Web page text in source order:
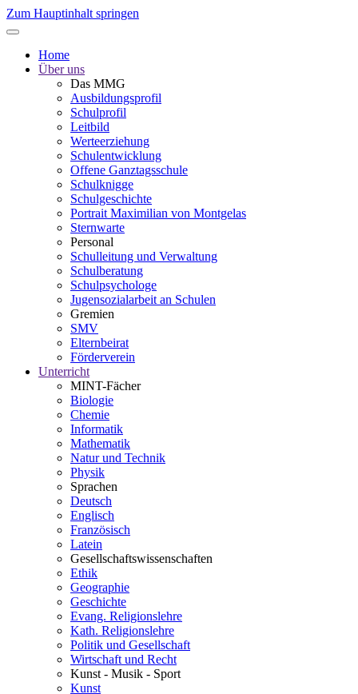
Zum Hauptinhalt springen
Home
Über uns
Das MMG
Ausbildungsprofil
Schulprofil
Leitbild
Werteerziehung
Schulentwicklung
Offene Ganztagsschule
Schulknigge
Schulgeschichte
Portrait Maximilian von Montgelas
Sternwarte
Personal
Schulleitung und Verwaltung
Schulberatung
Schulpsychologe
Jugensozialarbeit an Schulen
Gremien
SMV
Elternbeirat
Förderverein
Unterricht
MINT-Fächer
Biologie
Chemie
Informatik
Mathematik
Natur und Technik
Physik
Sprachen
Deutsch
Englisch
Französisch
Latein
Gesellschaftswissenschaften
Ethik
Geographie
Geschichte
Evang. Religionslehre
Kath. Religionslehre
Politik und Gesellschaft
Wirtschaft und Recht
Kunst - Musik - Sport
Kunst